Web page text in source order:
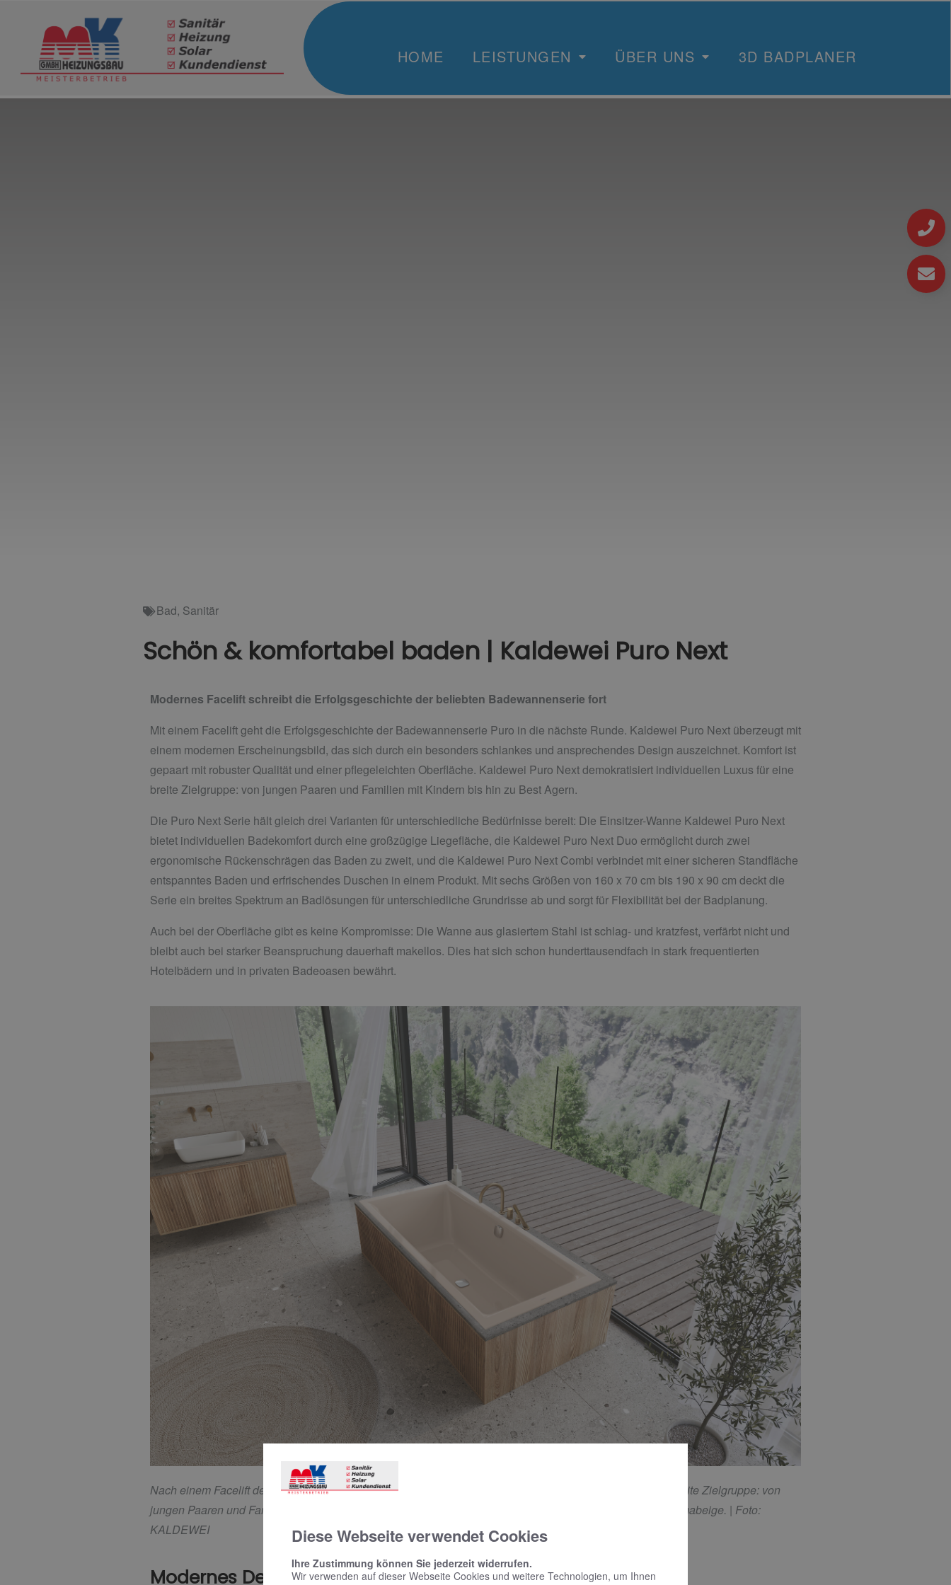
HOME LEISTUNGEN ÜBER UNS 3D BADPLANER
Bad, Sanitär
Schön & komfortabel baden | Kaldewei Puro Next
Modernes Facelift schreibt die Erfolgsgeschichte der beliebten Badewannenserie fort
Mit einem Facelift geht die Erfolgsgeschichte der Badewannenserie Puro in die nächste Runde. Kaldewei Puro Next überzeugt mit
einem modernen Erscheinungsbild, das sich durch ein besonders schlankes und ansprechendes Design auszeichnet. Komfort ist
gepaart mit robuster Qualität und einer pflegeleichten Oberfläche. Kaldewei Puro Next demokratisiert individuellen Luxus für eine
breite Zielgruppe: von jungen Paaren und Familien mit Kindern bis hin zu Best Agern.
Die Puro Next Serie hält gleich drei Varianten für unterschiedliche Bedürfnisse bereit: Die Einsitzer-Wanne Kaldewei Puro Next
bietet individuellen Badekomfort durch eine großzügige Liegefläche, die Kaldewei Puro Next Duo ermöglicht durch zwei
ergonomische Rückenschrägen das Baden zu zweit, und die Kaldewei Puro Next Combi verbindet mit einer sicheren Standfläche
entspanntes Baden und erfrischendes Duschen in einem Produkt. Mit sechs Größen von 160 x 70 cm bis 190 x 90 cm deckt die
Serie ein breites Spektrum an Badlösungen für unterschiedliche Grundrisse ab und sorgt für Flexibilität bei der Badplanung.
Auch bei der Oberfläche gibt es keine Kompromisse: Die Wanne aus glasiertem Stahl ist schlag- und kratzfest, verfärbt nicht und
bleibt auch bei starker Beanspruchung dauerhaft makellos. Dies hat sich schon hunderttausendfach in stark frequentierten
Hotelbädern und in privaten Badeoasen bewährt.
Nach einem Facelift demokratisiert die beliebte Kaldewei Puro Next Familie individuellen Luxus für eine breite Zielgruppe: von
jungen Paaren und Familien mit Kindern bis hin zu Best Agern – hier die Puro Next Duo in der Farbe Bahamabeige. | Foto:
KALDEWEI
Modernes Design: Sleek and Safety
Diese Webseite verwendet Cookies
Ihre Zustimmung können Sie jederzeit widerrufen.
Wir verwenden auf dieser Webseite Cookies und weitere Technologien, um Ihnen